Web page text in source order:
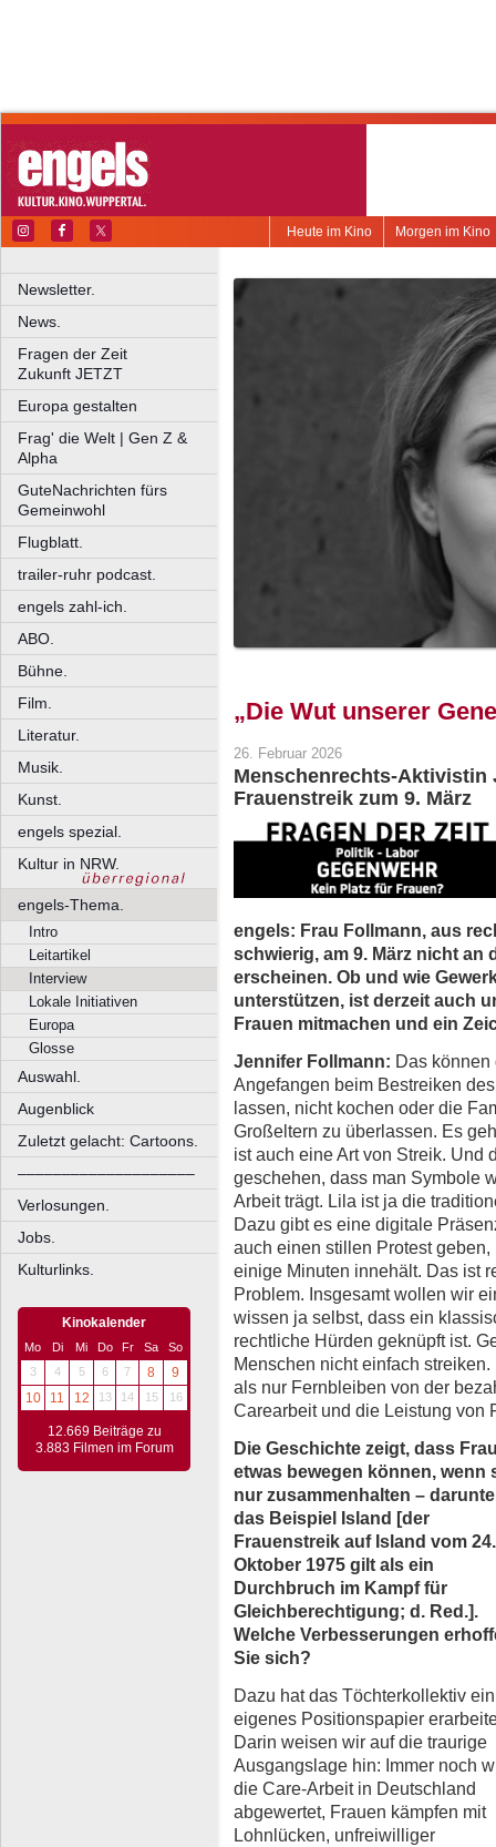
Morgen im Kino
Heute im Kino
Newsletter.
News.
Fragen der Zeit
Zukunft JETZT
Europa gestalten
Frag' die Welt | Gen Z &
Alpha
GuteNachrichten fürs
Gemeinwohl
Flugblatt.
trailer-ruhr podcast.
engels zahl-ich.
ABO.
Bühne.
Film.
Literatur.
Musik.
Kunst.
engels spezial.
Kultur in NRW.
engels-Thema.
Intro
Leitartikel
Interview
Lokale Initiativen
Europa
Glosse
Auswahl.
Augenblick
Zuletzt gelacht: Cartoons.
––––––––––––––––––––
Verlosungen.
Jobs.
Kulturlinks.
Kinokalender
Mo Di Mi Do Fr Sa
So
3
4 5 6 7 8
9
10
11 12 13 14 15 16
12.669 Beiträge zu
3.883 Filmen im Forum
„Die Wut unserer
26. Februar 2026
Menschenrechts-Aktivistin
Frauenstreik zum 9. März
engels: Frau Follmann, aus
schwierig, am 9. März nicht an
erscheinen. Ob und wie
unterstützen, ist derzeit auch
Frauen mitmachen und ein
Jennifer Follmann: Das können
Angefangen beim Bestreiken
lassen, nicht kochen oder die
Großeltern zu überlassen. Es
ist auch eine Art von Streik. Und
geschehen, dass man Symbole
Arbeit trägt. Lila ist ja die
Dazu gibt es eine digitale
auch einen stillen Protest
einige Minuten innehält. Das ist
Problem. Insgesamt wollen wir
wissen ja selbst, dass ein
rechtliche Hürden geknüpft ist.
Menschen nicht einfach
als nur Fernbleiben von der
Carearbeit und die Leistung von
Die Geschichte zeigt, dass
etwas bewegen können, wenn
nur zusammenhalten –
das Beispiel Island [der
Frauenstreik auf Island vom 24.
Oktober 1975 gilt als ein
Durchbruch im Kampf für
Gleichberechtigung; d. Red.].
Welche Verbesserungen
Sie sich?
Dazu hat das Töchterkollektiv ein
eigenes Positionspapier
Darin weisen wir auf die traurige
Ausgangslage hin: Immer noch
die Care-Arbeit in Deutschland
abgewertet, Frauen kämpfen mit
Lohnlücken, unfreiwilliger